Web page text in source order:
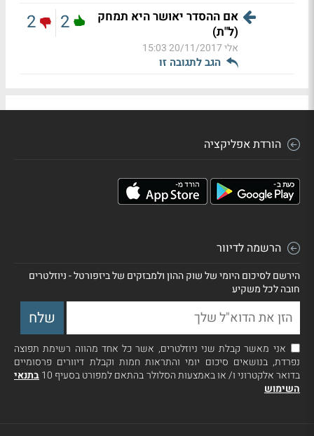
אם ההסדר יאושר היא תמחק
(ל"ת)
אלי20/11/2017 15:03
הגב לתגובה זו
2
2
הורדת אפליקציה
הרשמה לדיוור
הירשם לסיכום היומי של שוק ההון ולמבזקים של ביזפורטל - ניוזלטרים
חובה לכל משקיע
אני מאשר קבלת שני ניוזלטרים, אשר כל אחד מהווה רשימת תפוצה
נפרדת, בנושאים סיכום יומי והתראות חמות וקבלת דיוורים פרסומיים
בדואר אלקטרוני ו/ או באמצעות הסלולר בהתאם למפורט בסעיף 10
בתנאי
השימוש